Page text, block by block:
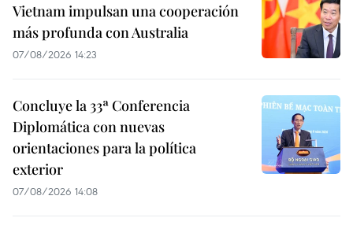
Vietnam impulsan una cooperación
más profunda con Australia
07/08/2026 14:23
Concluye la 33ª Conferencia
Diplomática con nuevas
orientaciones para la política
exterior
07/08/2026 14:08